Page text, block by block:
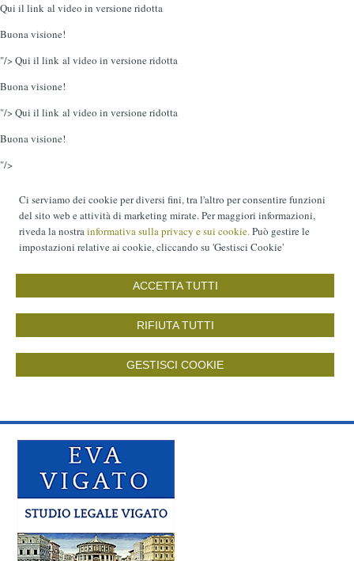
Qui il link al video in versione ridotta
Buona visione!
"/>Qui il link al video in versione ridotta
Buona visione!
"/>Qui il link al video in versione ridotta
Buona visione!
"/>
Ci serviamo dei cookie per diversi fini, tra l'altro per consentire funzioni
del sito web e attività di marketing mirate. Per maggiori informazioni,
riveda la nostrainformativa sulla privacy e sui cookie.Può gestire le
impostazioni relative ai cookie, cliccando su 'Gestisci Cookie'
ACCETTA TUTTI
RIFIUTA TUTTI
GESTISCI COOKIE